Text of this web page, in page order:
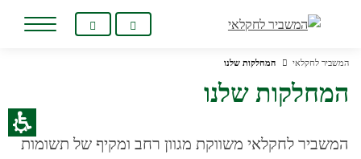
אינטרנט,
לחץ
אנטר
לעבור
המשביר לחקלאי המחלקות שלנו
המחלקות שלנו
המשביר לחקלאי משווקת מגוון רחב ומקיף של תשומות